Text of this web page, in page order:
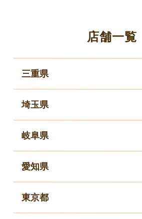
店舗一覧
三重県
埼玉県
岐阜県
愛知県
東京都